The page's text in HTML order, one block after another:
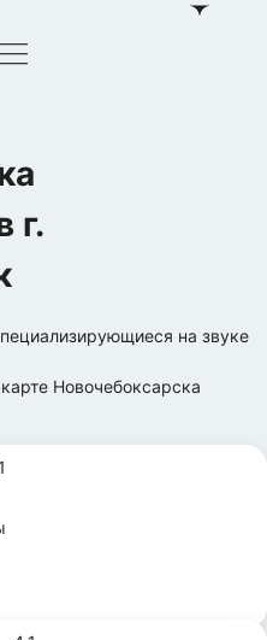
г.
на звуке
Новочебоксарска